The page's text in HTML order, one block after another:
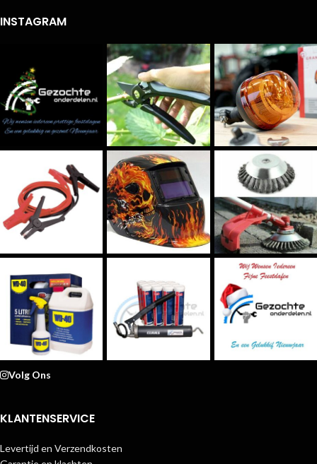
INSTAGRAM
Volg Ons
KLANTENSERVICE
Levertijd en Verzendkosten